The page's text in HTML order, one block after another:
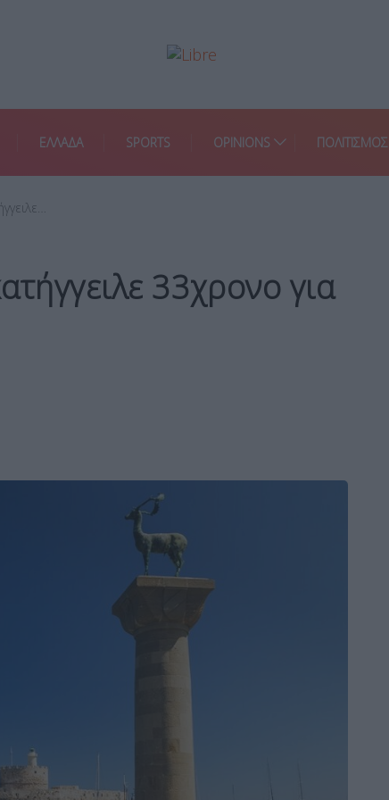
ΕΛΛΑΔΑ SPORTS OPINIONS ΠΟΛΙΤΙΣΜΟΣ
33χρονο για